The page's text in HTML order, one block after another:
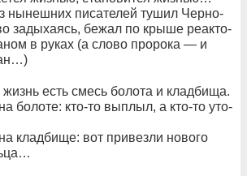
ны­неш­них пи­са­те­лей ту­шил Чер­но­
за­ды­ха­ясь, бе­жал по кры­ше ре­ак­то­
в ру­ках (а сло­во про­ро­ка — и
есть смесь бо­ло­та и клад­би­ща.
бо­ло­те: кто-то вы­плыл, а кто-то уто­
клад­би­ще: вот при­вез­ли но­во­го